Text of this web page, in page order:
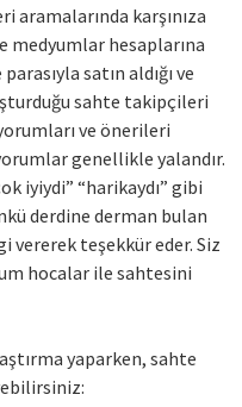
karşınıza
medyumlar hesaplarına
satın aldığı ve
sahte takipçileri
ve önerileri
genellikle yalandır.
iyiydi” “harikaydı” gibi
derdine derman bulan
vererek teşekkür eder. Siz
hocalar ile sahtesini
yaparken, sahte